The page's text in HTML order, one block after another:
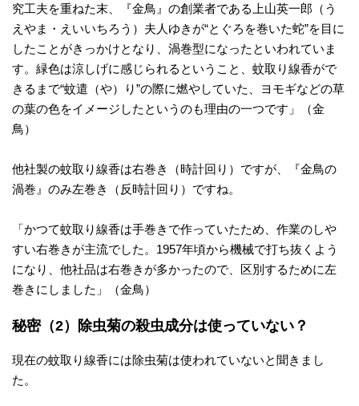
究工夫を重ねた末、『金鳥』の創業者である上山英一郎（う
えやま・えいいちろう）夫人ゆきが“とぐろを巻いた蛇”を目に
したことがきっかけとなり、渦巻型になったといわれていま
す。緑色は涼しげに感じられるということ、蚊取り線香がで
きるまで“蚊遣（や）り”の際に燃やしていた、ヨモギなどの草
の葉の色をイメージしたというのも理由の一つです」（金
鳥）
他社製の蚊取り線香は右巻き（時計回り）ですが、『金鳥の
渦巻』のみ左巻き（反時計回り）ですね。
「かつて蚊取り線香は手巻きで作っていたため、作業のしや
すい右巻きが主流でした。1957年頃から機械で打ち抜くよう
になり、他社品は右巻きが多かったので、区別するために左
巻きにしました」（金鳥）
秘密（2）除虫菊の殺虫成分は使っていない？
現在の蚊取り線香には除虫菊は使われていないと聞きまし
た。